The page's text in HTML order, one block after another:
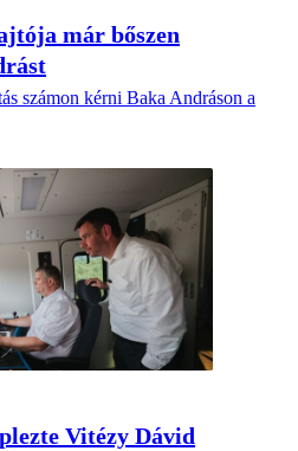
már bőszen
számon kérni Baka Andráson a
Vitézy Dávid